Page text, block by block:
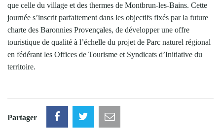
que celle du village et des thermes de Montbrun-les-Bains. Cette
journée s’inscrit parfaitement dans les objectifs fixés par la future
charte des Baronnies Provençales, de développer une offre
touristique de qualité à l’échelle du projet de Parc naturel régional
en fédérant les Offices de Tourisme et Syndicats d’Initiative du
territoire.
Partager